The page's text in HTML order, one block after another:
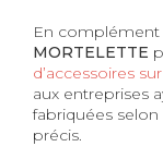
En complément
MORTELETTE
d’accessoires
aux entreprises
fabriquées
précis.